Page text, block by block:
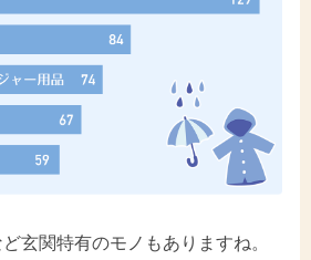
玄関特有のモノもありますね。